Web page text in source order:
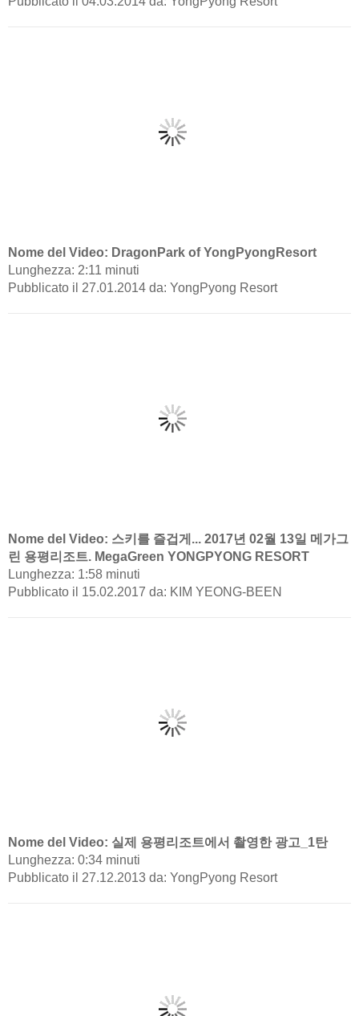
Nome del Video: DragonPark of YongPyongResort
Lunghezza: 2:11 minuti
Pubblicato il 27.01.2014 da: YongPyong Resort
Nome del Video: 스키를 즐겁게... 2017년 02월 13일 메가그
린 용평리조트. MegaGreen YONGPYONG RESORT
Lunghezza: 1:58 minuti
Pubblicato il 15.02.2017 da: KIM YEONG-BEEN
Nome del Video: 실제 용평리조트에서 촬영한 광고_1탄
Lunghezza: 0:34 minuti
Pubblicato il 27.12.2013 da: YongPyong Resort